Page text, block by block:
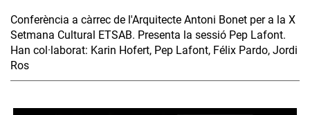
Conferència a càrrec de l'Arquitecte Antoni Bonet per a la X
Setmana Cultural ETSAB. Presenta la sessió Pep Lafont.
Han col·laborat: Karin Hofert, Pep Lafont, Félix Pardo, Jordi
Ros